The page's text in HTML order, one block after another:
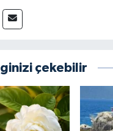
çekebilir